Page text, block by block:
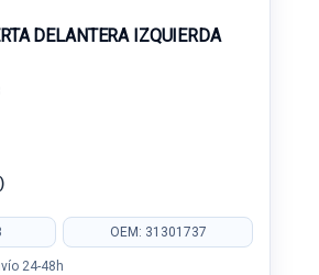
DELANTERA IZQUIERDA
OEM: 31301737
24-48h